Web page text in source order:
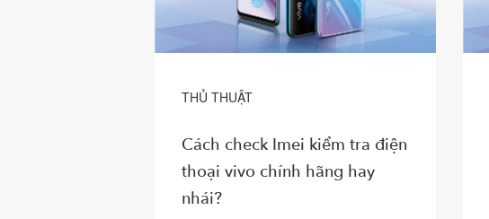
THỦ THUẬT
Cách check Imei kiểm tra điện
thoại vivo chính hãng hay
nhái?